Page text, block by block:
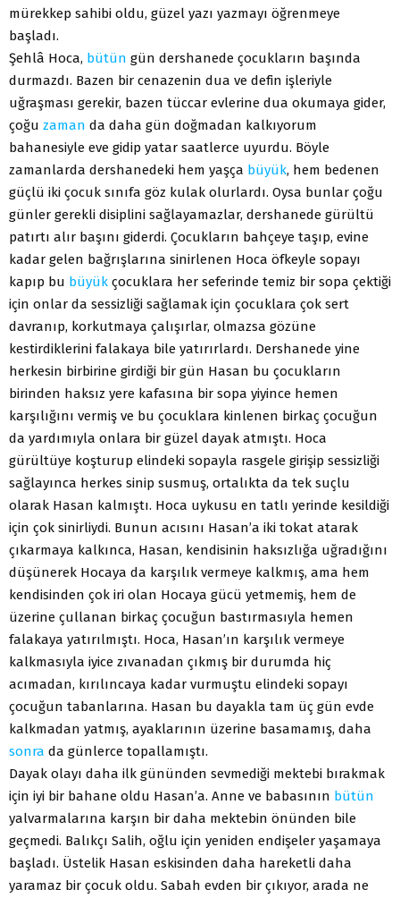
mürekkep sahibi oldu, güzel yazı yazmayı öğrenmeye
başladı.
Şehlâ Hoca, bütün gün dershanede çocukların başında
durmazdı. Bazen bir cenazenin dua ve defin işleriyle
uğraşması gerekir, bazen tüccar evlerine dua okumaya gider,
çoğu zaman da daha gün doğmadan kalkıyorum
bahanesiyle eve gidip yatar saatlerce uyurdu. Böyle
zamanlarda dershanedeki hem yaşça büyük, hem bedenen
güçlü iki çocuk sınıfa göz kulak olurlardı. Oysa bunlar çoğu
günler gerekli disiplini sağlayamazlar, dershanede gürültü
patırtı alır başını giderdi. Çocukların bahçeye taşıp, evine
kadar gelen bağrışlarına sinirlenen Hoca öfkeyle sopayı
kapıp bu büyük çocuklara her seferinde temiz bir sopa çektiği
için onlar da sessizliği sağlamak için çocuklara çok sert
davranıp, korkutmaya çalışırlar, olmazsa gözüne
kestirdiklerini falakaya bile yatırırlardı. Dershanede yine
herkesin birbirine girdiği bir gün Hasan bu çocukların
birinden haksız yere kafasına bir sopa yiyince hemen
karşılığını vermiş ve bu çocuklara kinlenen birkaç çocuğun
da yardımıyla onlara bir güzel dayak atmıştı. Hoca
gürültüye koşturup elindeki sopayla rasgele girişip sessizliği
sağlayınca herkes sinip susmuş, ortalıkta da tek suçlu
olarak Hasan kalmıştı. Hoca uykusu en tatlı yerinde kesildiği
için çok sinirliydi. Bunun acısını Hasan’a iki tokat atarak
çıkarmaya kalkınca, Hasan, kendisinin haksızlığa uğradığını
düşünerek Hocaya da karşılık vermeye kalkmış, ama hem
kendisinden çok iri olan Hocaya gücü yetmemiş, hem de
üzerine çullanan birkaç çocuğun bastırmasıyla hemen
falakaya yatırılmıştı. Hoca, Hasan’ın karşılık vermeye
kalkmasıyla iyice zıvanadan çıkmış bir durumda hiç
acımadan, kırılıncaya kadar vurmuştu elindeki sopayı
çocuğun tabanlarına. Hasan bu dayakla tam üç gün evde
kalkmadan yatmış, ayaklarının üzerine basamamış, daha
sonra da günlerce topallamıştı.
Dayak olayı daha ilk gününden sevmediği mektebi bırakmak
için iyi bir bahane oldu Hasan’a. Anne ve babasının bütün
yalvarmalarına karşın bir daha mektebin önünden bile
geçmedi. Balıkçı Salih, oğlu için yeniden endişeler yaşamaya
başladı. Üstelik Hasan eskisinden daha hareketli daha
yaramaz bir çocuk oldu. Sabah evden bir çıkıyor, arada ne